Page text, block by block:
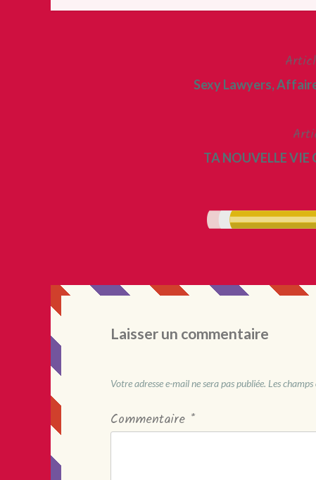
Sexy Lawyers,
TA NOUVELLE VIE
Laisser un commentaire
Votre adresse e-mail ne sera pas publiée. Les
Commentaire *